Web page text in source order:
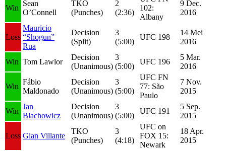
Win
Sean
O’Connell
TKO
(Punches)
2
(2:36)
102:
Albany
9 Dec.
2016
Loss
Mauricio
“Shogun”
Rua
Decision
(Split)
3
(5:00)
UFC 198
14 Mei
2016
Win Tom Lawlor
Decision
(Unanimous)
3
(5:00)
UFC 196
5 Mar.
2016
Win
Fábio
Maldonado
Decision
(Unanimous)
3
(5:00)
UFC FN
77: São
Paulo
7 Nov.
2015
Win
Jan
Blachowicz
Decision
(Unanimous)
3
(5:00)
UFC 191
5 Sep.
2015
Loss Gian Villante
TKO
(Punches)
3
(4:18)
UFC on
FOX 15:
Newark
18 Apr.
2015